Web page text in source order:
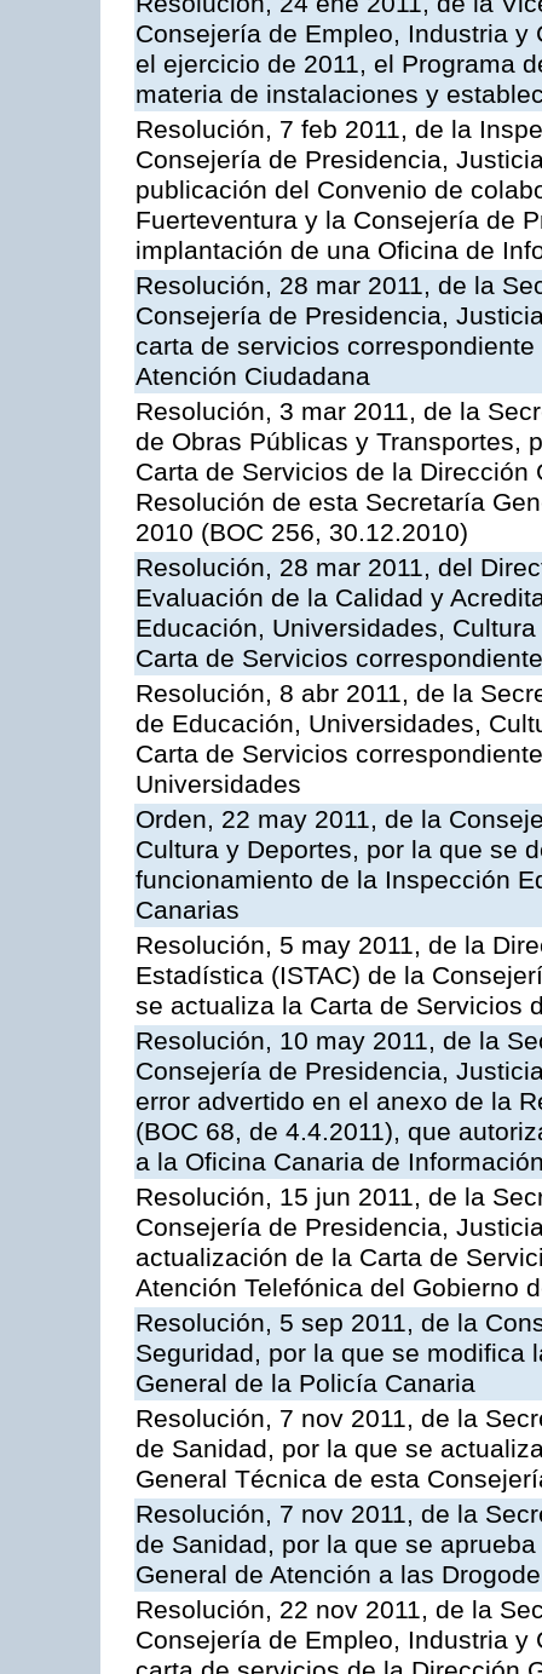
Consejería de Empleo, Industria
el ejercicio de 2011, el Programa
materia de instalaciones y
Resolución, 7 feb 2011, de la
Consejería de Presidencia,
publicación del Convenio de
Fuerteventura y la Consejería de
implantación de una Oficina de
Resolución, 28 mar 2011, de la
Consejería de Presidencia,
carta de servicios
Atención Ciudadana
Resolución, 3 mar 2011, de la
de Obras Públicas y Transportes,
Carta de Servicios de la
Resolución de esta Secretaría
2010 (BOC 256, 30.12.2010)
Resolución, 28 mar 2011, del
Evaluación de la Calidad y
Educación, Universidades,
Carta de Servicios
Resolución, 8 abr 2011, de la
de Educación, Universidades,
Carta de Servicios
Universidades
Orden, 22 may 2011, de la
Cultura y Deportes, por la que se
funcionamiento de la Inspección
Canarias
Resolución, 5 may 2011, de la
Estadística (ISTAC) de la
se actualiza la Carta de Servicios
Resolución, 10 may 2011, de la
Consejería de Presidencia,
error advertido en el anexo de la
(BOC 68, de 4.4.2011), que
a la Oficina Canaria de
Resolución, 15 jun 2011, de la
Consejería de Presidencia,
actualización de la Carta de
Atención Telefónica del Gobierno
Resolución, 5 sep 2011, de la
Seguridad, por la que se modifica
General de la Policía Canaria
Resolución, 7 nov 2011, de la
de Sanidad, por la que se
General Técnica de esta
Resolución, 7 nov 2011, de la
de Sanidad, por la que se
General de Atención a las
Resolución, 22 nov 2011, de la
Consejería de Empleo, Industria